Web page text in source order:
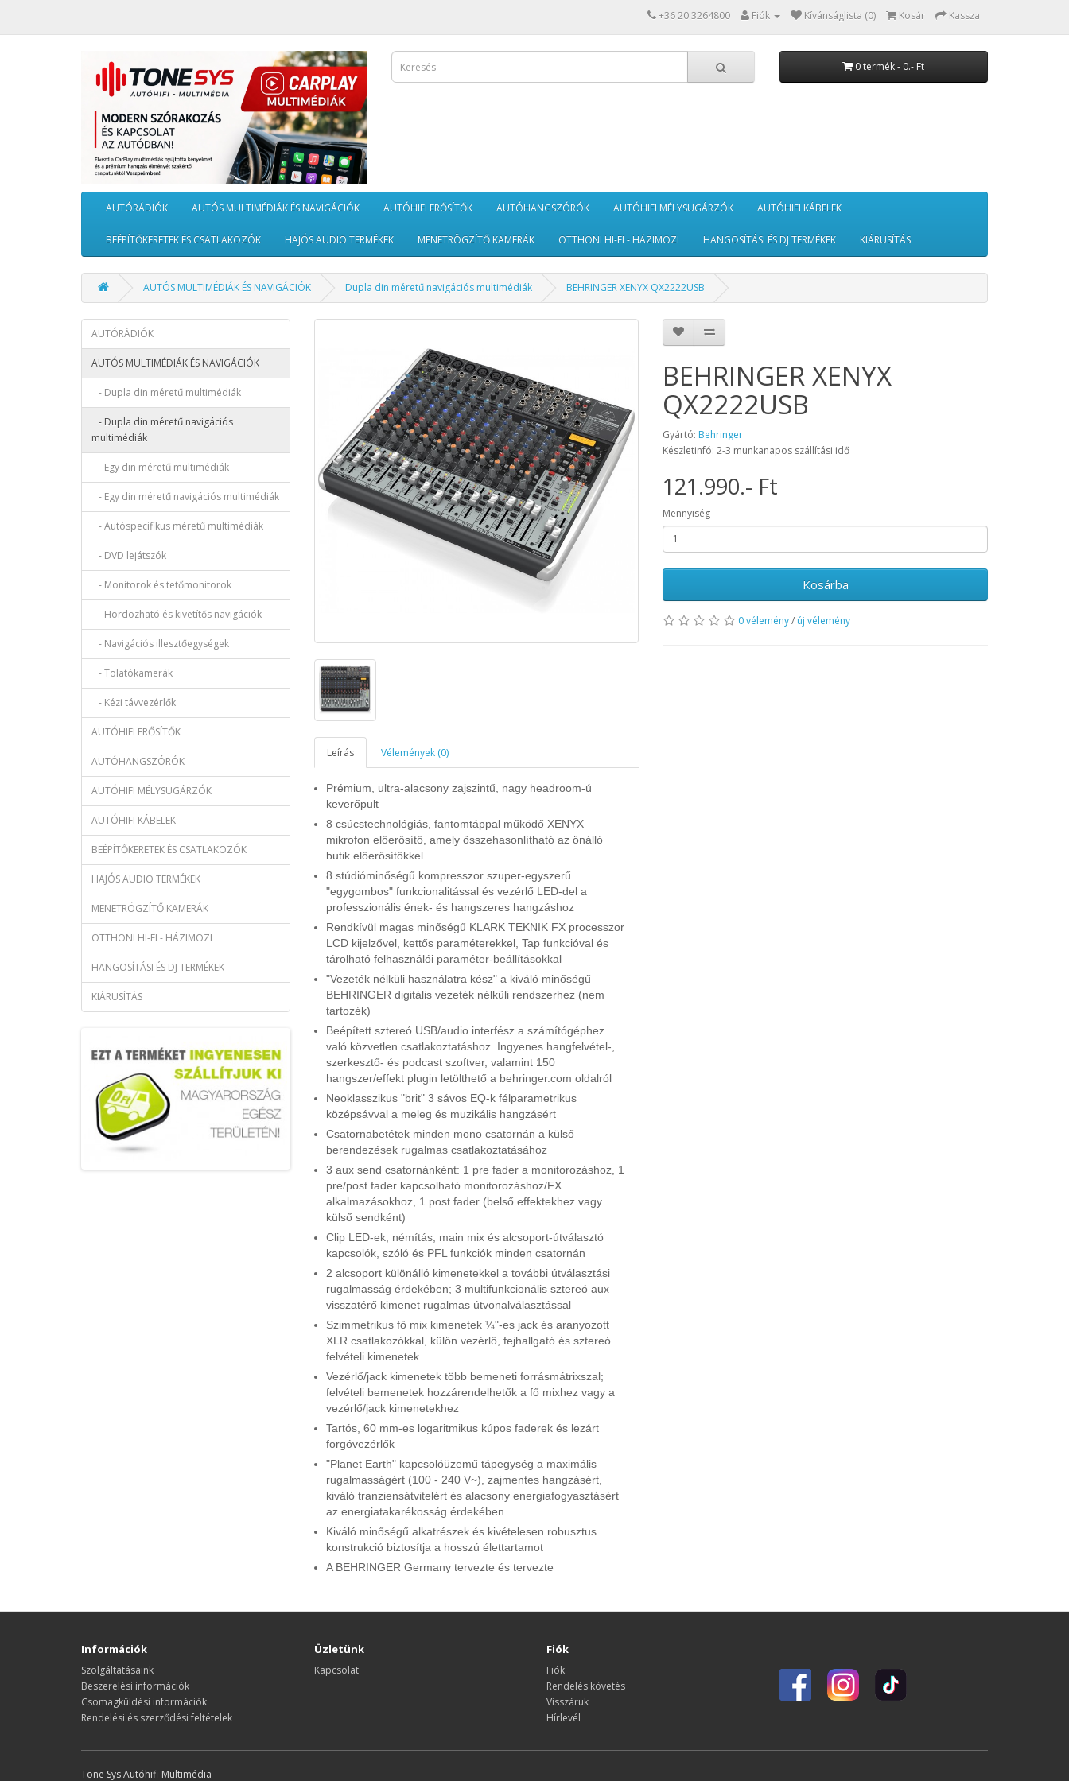
+36 20 3264800 Fiók Kívánságlista (0) Kosár Kassza
0 termék - 0.- Ft
AUTÓRÁDIÓK AUTÓS MULTIMÉDIÁK ÉS NAVIGÁCIÓK AUTÓHIFI ERŐSÍTŐK AUTÓHANGSZÓRÓK AUTÓHIFI MÉLYSUGÁRZÓK AUTÓHIFI KÁBELEK
BEÉPÍTŐKERETEK ÉS CSATLAKOZÓK HAJÓS AUDIO TERMÉKEK MENETRÖGZÍTŐ KAMERÁK OTTHONI HI-FI - HÁZIMOZI HANGOSÍTÁSI ÉS DJ TERMÉKEK KIÁRUSÍTÁS
AUTÓS MULTIMÉDIÁK ÉS NAVIGÁCIÓK Dupla din méretű navigációs multimédiák BEHRINGER XENYX QX2222USB
AUTÓRÁDIÓK
AUTÓS MULTIMÉDIÁK ÉS NAVIGÁCIÓK
- Dupla din méretű multimédiák
- Dupla din méretű navigációs
multimédiák
- Egy din méretű multimédiák
- Egy din méretű navigációs multimédiák
- Autóspecifikus méretű multimédiák
- DVD lejátszók
- Monitorok és tetőmonitorok
- Hordozható és kivetítős navigációk
- Navigációs illesztőegységek
- Tolatókamerák
- Kézi távvezérlők
AUTÓHIFI ERŐSÍTŐK
AUTÓHANGSZÓRÓK
AUTÓHIFI MÉLYSUGÁRZÓK
AUTÓHIFI KÁBELEK
BEÉPÍTŐKERETEK ÉS CSATLAKOZÓK
HAJÓS AUDIO TERMÉKEK
MENETRÖGZÍTŐ KAMERÁK
OTTHONI HI-FI - HÁZIMOZI
HANGOSÍTÁSI ÉS DJ TERMÉKEK
KIÁRUSÍTÁS
Leírás Vélemények (0)
Prémium, ultra-alacsony zajszintű, nagy headroom-ú
keverőpult
8 csúcstechnológiás, fantomtáppal működő XENYX
mikrofon előerősítő, amely összehasonlítható az önálló
butik előerősítőkkel
8 stúdióminőségű kompresszor szuper-egyszerű
"egygombos" funkcionalitással és vezérlő LED-del a
professzionális ének- és hangszeres hangzáshoz
Rendkívül magas minőségű KLARK TEKNIK FX processzor
LCD kijelzővel, kettős paraméterekkel, Tap funkcióval és
tárolható felhasználói paraméter-beállításokkal
"Vezeték nélküli használatra kész" a kiváló minőségű
BEHRINGER digitális vezeték nélküli rendszerhez (nem
tartozék)
Beépített sztereó USB/audio interfész a számítógéphez
való közvetlen csatlakoztatáshoz. Ingyenes hangfelvétel-,
szerkesztő- és podcast szoftver, valamint 150
hangszer/effekt plugin letölthető a behringer.com oldalról
Neoklasszikus "brit" 3 sávos EQ-k félparametrikus
középsávval a meleg és muzikális hangzásért
Csatornabetétek minden mono csatornán a külső
berendezések rugalmas csatlakoztatásához
3 aux send csatornánként: 1 pre fader a monitorozáshoz, 1
pre/post fader kapcsolható monitorozáshoz/FX
alkalmazásokhoz, 1 post fader (belső effektekhez vagy
külső sendként)
Clip LED-ek, némítás, main mix és alcsoport-útválasztó
kapcsolók, szóló és PFL funkciók minden csatornán
2 alcsoport különálló kimenetekkel a további útválasztási
rugalmasság érdekében; 3 multifunkcionális sztereó aux
visszatérő kimenet rugalmas útvonalválasztással
Szimmetrikus fő mix kimenetek ¼"-es jack és aranyozott
XLR csatlakozókkal, külön vezérlő, fejhallgató és sztereó
felvételi kimenetek
Vezérlő/jack kimenetek több bemeneti forrásmátrixszal;
felvételi bemenetek hozzárendelhetők a fő mixhez vagy a
vezérlő/jack kimenetekhez
Tartós, 60 mm-es logaritmikus kúpos faderek és lezárt
forgóvezérlők
"Planet Earth" kapcsolóüzemű tápegység a maximális
rugalmasságért (100 - 240 V~), zajmentes hangzásért,
kiváló tranziensátvitelért és alacsony energiafogyasztásért
az energiatakarékosság érdekében
Kiváló minőségű alkatrészek és kivételesen robusztus
konstrukció biztosítja a hosszú élettartamot
A BEHRINGER Germany tervezte és tervezte
BEHRINGER XENYX
QX2222USB
Gyártó: Behringer
Készletinfó: 2-3 munkanapos szállítási idő
121.990.- Ft
Mennyiség
Kosárba
0 vélemény/ új vélemény
Információk
Szolgáltatásaink
Beszerelési információk
Csomagküldési információk
Rendelési és szerződési feltételek
Üzletünk
Kapcsolat
Fiók
Fiók
Rendelés követés
Visszáruk
Hírlevél
Tone Sys Autóhifi-Multimédia